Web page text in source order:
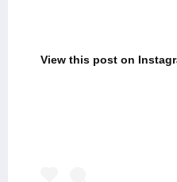
View this post on